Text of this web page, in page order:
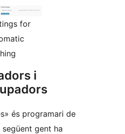
for
i
és programari de
gent ha